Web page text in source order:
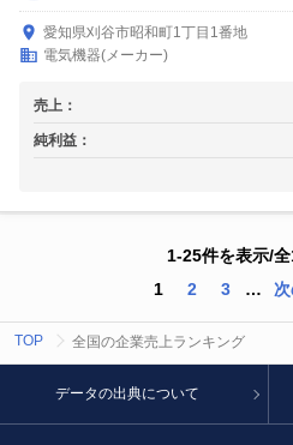
愛知県刈谷市昭和町1丁目1番地
電気機器(メーカー)
売上：
純利益：
1-25件を表示/
1
2 3 …
TOP 全国の企業売上ランキング
データの出典について